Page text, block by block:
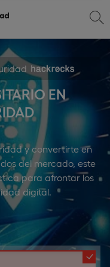
EN
y convertirte en
del mercado, este
para afrontar los
digital.